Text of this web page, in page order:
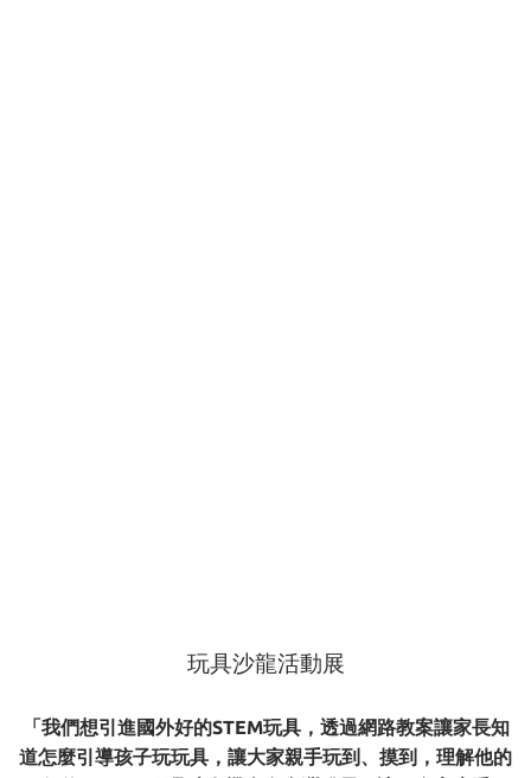
玩具沙龍活動展
「我們想引進國外好的STEM玩具，透過網路教案讓家長知
道怎麼引導孩子玩玩具，讓大家親手玩到、摸到，理解他的